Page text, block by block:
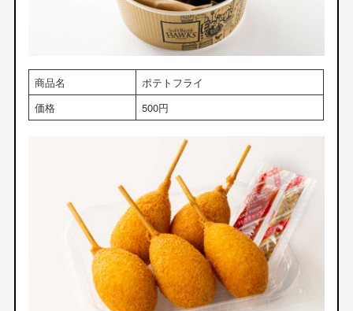
商品名
ポテトフライ
価格
500円